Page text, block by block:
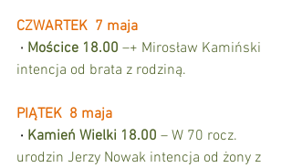
CZWARTEK  7 maja
· Mościce 18.00 –+ Mirosław Kamiński
intencja od brata z rodziną.
PIĄTEK  8 maja
· Kamień Wielki 18.00 – W 70 rocz.
urodzin Jerzy Nowak intencja od żony z